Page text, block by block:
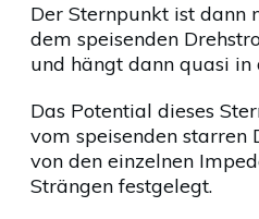
Der Sternpunkt ist dann
dem speisenden
und hängt dann quasi in
Das Potential dieses
vom speisenden starren
von den einzelnen
Strängen festgelegt.